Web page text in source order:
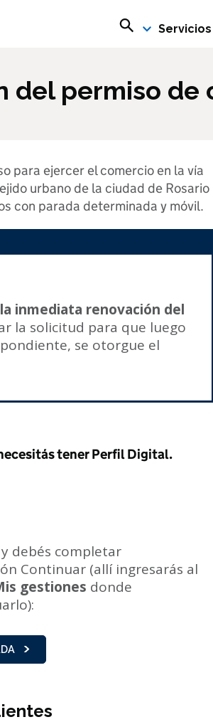
Buscar enServicios
del permiso de
para ejercer el comercio en la vía
urbano de la ciudad de Rosario
con parada determinada y móvil.
inmediata renovación del
la solicitud para que luego
se otorgue el
tener Perfil Digital.
debés completar
Continuar (allí ingresarás al
is gestiones donde
: